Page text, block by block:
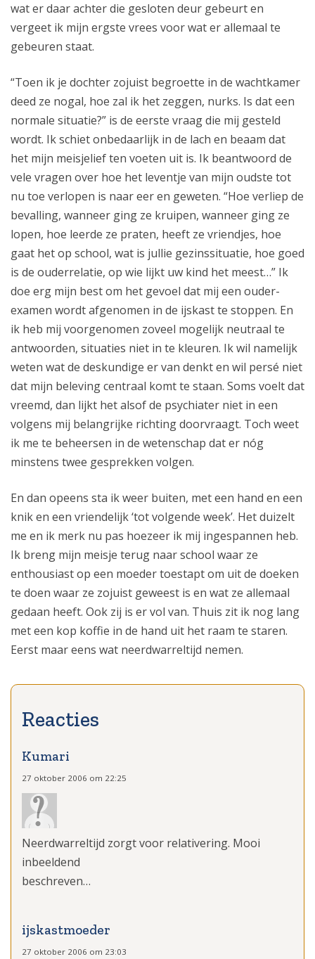
wat er daar achter die gesloten deur gebeurt en
vergeet ik mijn ergste vrees voor wat er allemaal te
gebeuren staat.
“Toen ik je dochter zojuist begroette in de wachtkamer
deed ze nogal, hoe zal ik het zeggen, nurks. Is dat een
normale situatie?” is de eerste vraag die mij gesteld
wordt. Ik schiet onbedaarlijk in de lach en beaam dat
het mijn meisjelief ten voeten uit is. Ik beantwoord de
vele vragen over hoe het leventje van mijn oudste tot
nu toe verlopen is naar eer en geweten. “Hoe verliep de
bevalling, wanneer ging ze kruipen, wanneer ging ze
lopen, hoe leerde ze praten, heeft ze vriendjes, hoe
gaat het op school, wat is jullie gezinssituatie, hoe goed
is de ouderrelatie, op wie lijkt uw kind het meest…” Ik
doe erg mijn best om het gevoel dat mij een ouder-
examen wordt afgenomen in de ijskast te stoppen. En
ik heb mij voorgenomen zoveel mogelijk neutraal te
antwoorden, situaties niet in te kleuren. Ik wil namelijk
weten wat de deskundige er van denkt en wil persé niet
dat mijn beleving centraal komt te staan. Soms voelt dat
vreemd, dan lijkt het alsof de psychiater niet in een
volgens mij belangrijke richting doorvraagt. Toch weet
ik me te beheersen in de wetenschap dat er nóg
minstens twee gesprekken volgen.
En dan opeens sta ik weer buiten, met een hand en een
knik en een vriendelijk ‘tot volgende week’. Het duizelt
me en ik merk nu pas hoezeer ik mij ingespannen heb.
Ik breng mijn meisje terug naar school waar ze
enthousiast op een moeder toestapt om uit de doeken
te doen waar ze zojuist geweest is en wat ze allemaal
gedaan heeft. Ook zij is er vol van. Thuis zit ik nog lang
met een kop koffie in de hand uit het raam te staren.
Eerst maar eens wat neerdwarreltijd nemen.
Kumari
27 oktober 2006 om 22:25
Neerdwarreltijd zorgt voor relativering. Mooi
inbeeldend
beschreven…
ijskastmoeder
27 oktober 2006 om 23:03